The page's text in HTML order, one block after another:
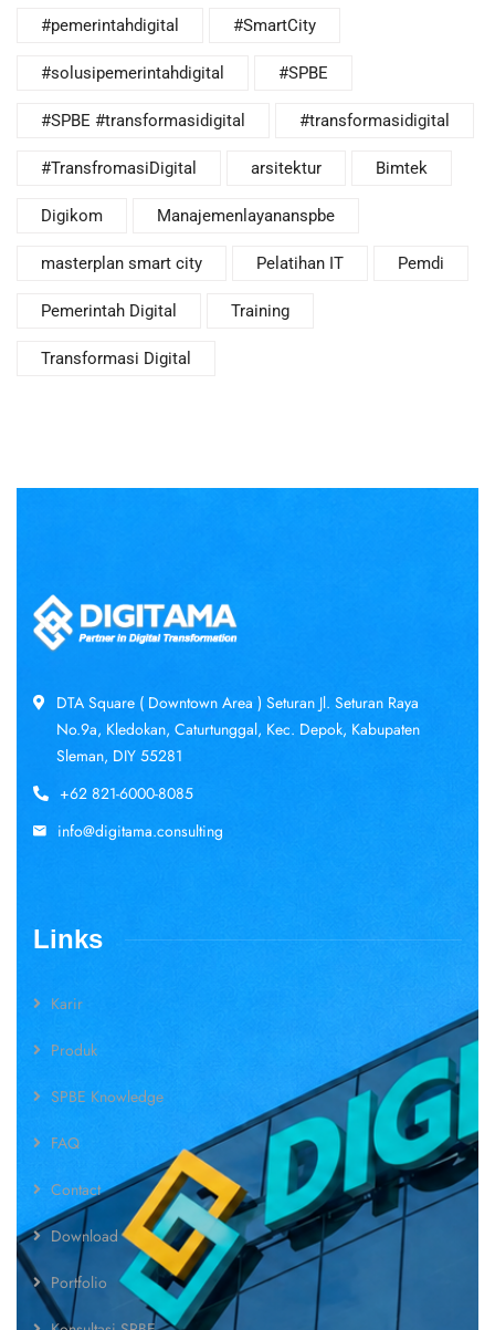
#pemerintahdigital #SmartCity
#solusipemerintahdigital #SPBE
#SPBE #transformasidigital #transformasidigital
#TransfromasiDigital arsitektur Bimtek
Digikom Manajemenlayananspbe
masterplan smart city Pelatihan IT Pemdi
Pemerintah Digital Training
Transformasi Digital
DTA Square ( Downtown Area ) Seturan Jl. Seturan Raya
No.9a, Kledokan, Caturtunggal, Kec. Depok, Kabupaten
Sleman, DIY 55281
+62 821-6000-8085
info@digitama.consulting
Links
Karir
Produk
SPBE Knowledge
FAQ
Contact
Download
Portfolio